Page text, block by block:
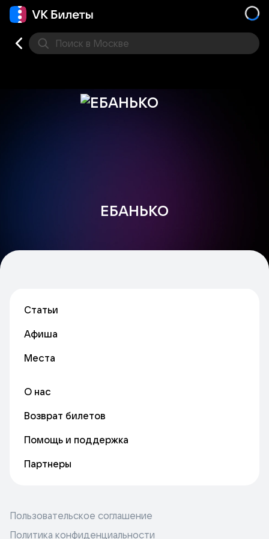
Поиск в Москве
ЕБАНЬКО
Статьи
Афиша
Места
О нас
Возврат билетов
Помощь и поддержка
Партнеры
Пользовательское соглашение
Политика конфиденциальности